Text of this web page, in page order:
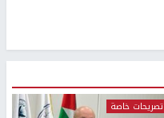
تصريحات خاصة